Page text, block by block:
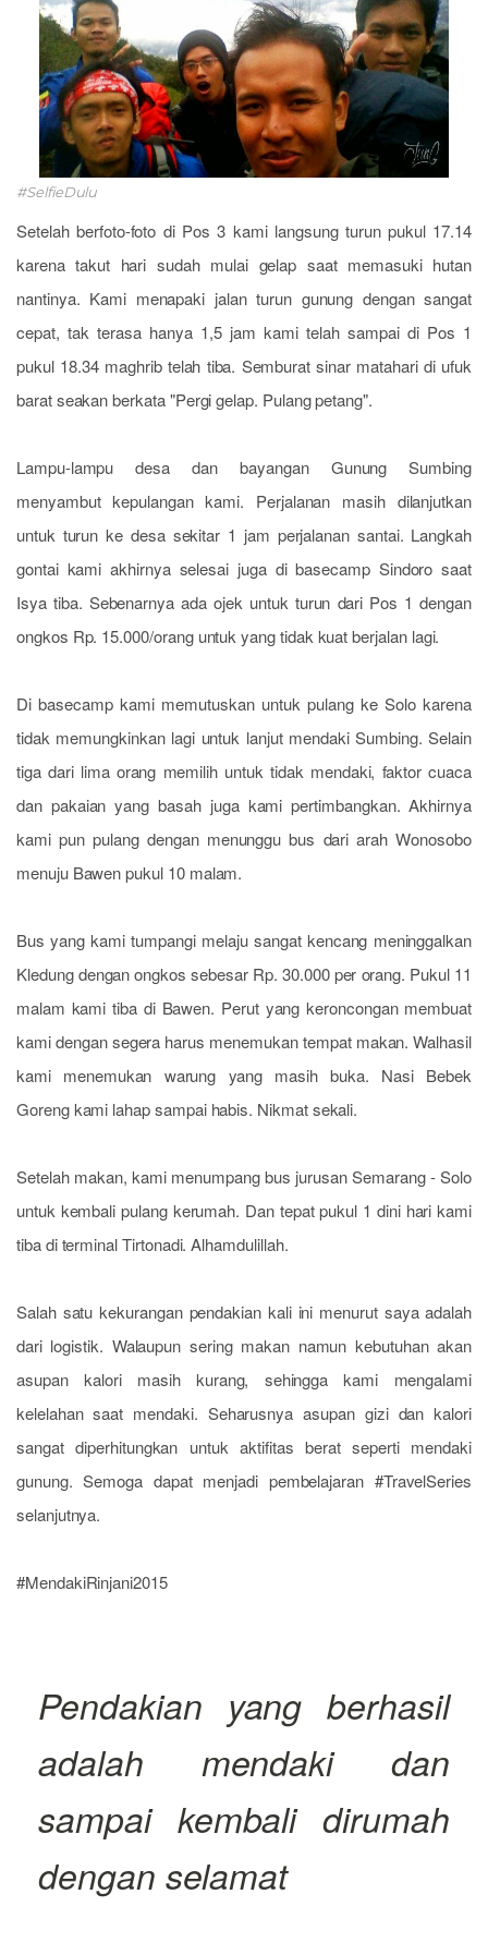
#SelfieDulu
Setelah berfoto-foto di Pos 3 kami langsung turun pukul 17.14
karena takut hari sudah mulai gelap saat memasuki hutan
nantinya. Kami menapaki jalan turun gunung dengan sangat
cepat, tak terasa hanya 1,5 jam kami telah sampai di Pos 1
pukul 18.34 maghrib telah tiba. Semburat sinar matahari di ufuk
barat seakan berkata "Pergi gelap. Pulang petang".
Lampu-lampu desa dan bayangan Gunung Sumbing
menyambut kepulangan kami. Perjalanan masih dilanjutkan
untuk turun ke desa sekitar 1 jam perjalanan santai. Langkah
gontai kami akhirnya selesai juga di basecamp Sindoro saat
Isya tiba. Sebenarnya ada ojek untuk turun dari Pos 1 dengan
ongkos Rp. 15.000/orang untuk yang tidak kuat berjalan lagi.
Di basecamp kami memutuskan untuk pulang ke Solo karena
tidak memungkinkan lagi untuk lanjut mendaki Sumbing. Selain
tiga dari lima orang memilih untuk tidak mendaki, faktor cuaca
dan pakaian yang basah juga kami pertimbangkan. Akhirnya
kami pun pulang dengan menunggu bus dari arah Wonosobo
menuju Bawen pukul 10 malam.
Bus yang kami tumpangi melaju sangat kencang meninggalkan
Kledung dengan ongkos sebesar Rp. 30.000 per orang. Pukul 11
malam kami tiba di Bawen. Perut yang keroncongan membuat
kami dengan segera harus menemukan tempat makan. Walhasil
kami menemukan warung yang masih buka. Nasi Bebek
Goreng kami lahap sampai habis. Nikmat sekali.
Setelah makan, kami menumpang bus jurusan Semarang - Solo
untuk kembali pulang kerumah. Dan tepat pukul 1 dini hari kami
tiba di terminal Tirtonadi. Alhamdulillah.
Salah satu kekurangan pendakian kali ini menurut saya adalah
dari logistik. Walaupun sering makan namun kebutuhan akan
asupan kalori masih kurang, sehingga kami mengalami
kelelahan saat mendaki. Seharusnya asupan gizi dan kalori
sangat diperhitungkan untuk aktifitas berat seperti mendaki
gunung. Semoga dapat menjadi pembelajaran #TravelSeries
selanjutnya.
#MendakiRinjani2015
Pendakian yang berhasil
adalah mendaki dan
sampai kembali dirumah
dengan selamat